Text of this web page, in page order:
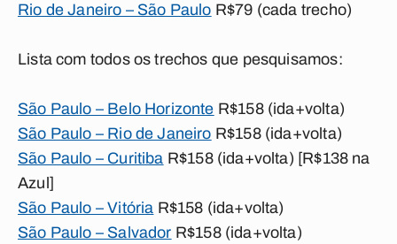
Rio de Janeiro – São Paulo R$79 (cada trecho)
Lista com todos os trechos que pesquisamos:
São Paulo – Belo Horizonte R$158 (ida+volta)
São Paulo – Rio de Janeiro R$158 (ida+volta)
São Paulo – Curitiba R$158 (ida+volta) [R$138 na
Azul]
São Paulo – Vitória R$158 (ida+volta)
São Paulo – Salvador R$158 (ida+volta)